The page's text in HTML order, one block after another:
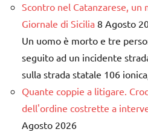
Scontro nel Catanzarese,
Giornale di Sicilia 8 Agosto
Un uomo è morto e tre
seguito ad un incidente
sulla strada statale 106
Quante coppie a litigare.
dell'ordine costrette a
Agosto 2026